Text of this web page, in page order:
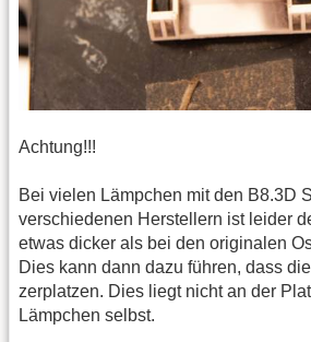
Achtung!!!
Bei vielen Lämpchen mit den B8.3D
verschiedenen Herstellern ist leider
etwas dicker als bei den originalen
Dies kann dann dazu führen, dass
zerplatzen. Dies liegt nicht an der
Lämpchen selbst.